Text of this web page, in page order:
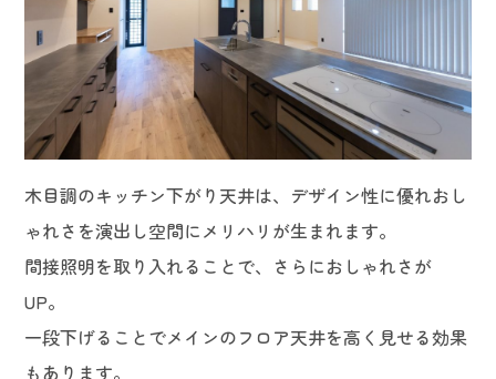
木目調のキッチン下がり天井は、デザイン性に優れおし
ゃれさを演出し空間にメリハリが生まれます。
間接照明を取り入れることで、さらにおしゃれさが
UP。
一段下げることでメインのフロア天井を高く見せる効果
もあります。